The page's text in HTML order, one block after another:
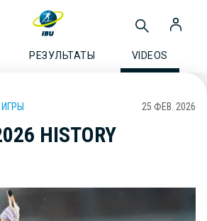
РЕЗУЛЬТАТЫ VIDEOS
25 ФЕВ. 2026
HISTORY